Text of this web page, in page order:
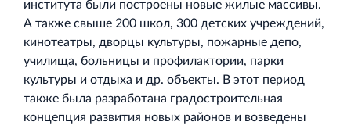
института были построены новые жилые массивы.
А также свыше 200 школ, 300 детских учреждений,
кинотеатры, дворцы культуры, пожарные депо,
училища, больницы и профилактории, парки
культуры и отдыха и др. объекты. В этот период
также была разработана градостроительная
концепция развития новых районов и возведены